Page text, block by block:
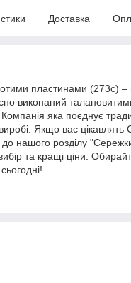
Доставка
пластинами (273с)
виконаний
яка поєднує
Якщо вас цікавлять
до нашого розділу
та кращі ціни.